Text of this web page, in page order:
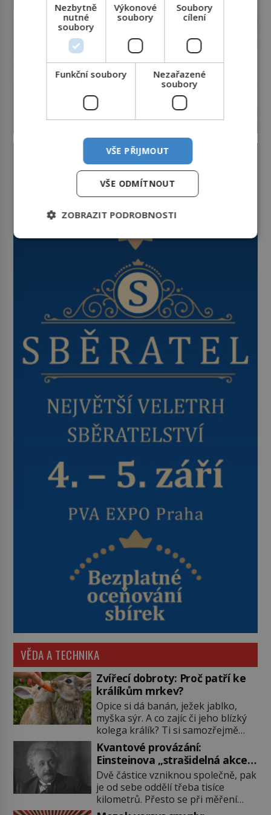
VĚDA A TECHNIKA
Zvířecí dobroty: Proč patří ke
králíkům mrkev?
Opice si dá banán, ježek jablko,
myška sýr. A co zajíc či jeho blízký
kolega králík? Ti si samozřejmě
pochutnají na mrkvi! Proč jsou
podobné představy o potravě
zvířat často spíš mýty? Pokud máte
doma králíka, mrkev mu dát
můžete. A nejspíš mu i bude
chutnat, ovšem měl by ji mít jen
Kvantové provázání:
Einsteinova „strašidelná akce
na dálku“ dál mate i fascinuje
vědce
Dvě částice vzniknou společně, pak
je od sebe oddělí třeba tisíce
kilometrů. Přesto se při měření
chovají, jako by mezi nimi
Nezbytně
nutné
soubory
Výkonové
soubory
Soubory
cílení
Funkční soubory
Nezařazené
soubory
VŠE PŘIJMOUT
VŠE ODMÍTNOUT
ZOBRAZIT PODROBNOSTI